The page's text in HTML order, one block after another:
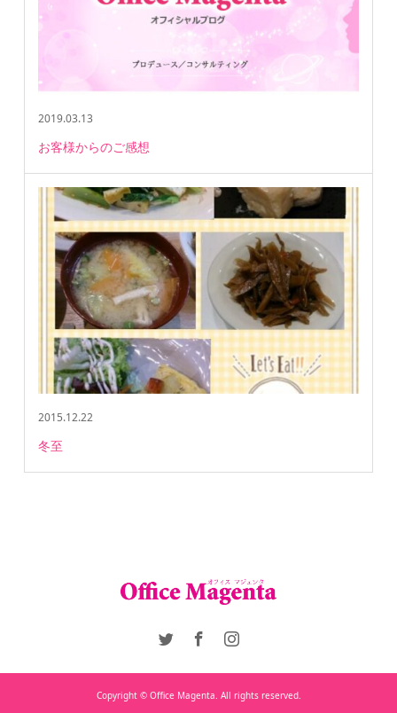
2019.03.13
お客様からのご感想
2015.12.22
冬至
Copyright © Office Magenta. All rights reserved.